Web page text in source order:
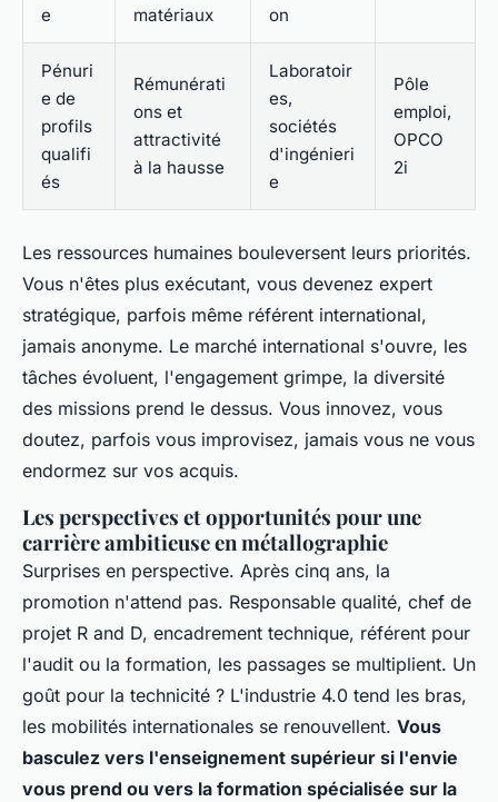
e
matériaux
on
Pénuri
e de
profils
qualifi
és
Rémunérati
ons et
attractivité
à la hausse
Laboratoir
es,
sociétés
d'ingénieri
e
Pôle
emploi,
OPCO
2i
Les ressources humaines bouleversent leurs priorités.
Vous n'êtes plus exécutant, vous devenez expert
stratégique, parfois même référent international,
jamais anonyme. Le marché international s'ouvre, les
tâches évoluent, l'engagement grimpe, la diversité
des missions prend le dessus. Vous innovez, vous
doutez, parfois vous improvisez, jamais vous ne vous
endormez sur vos acquis.
Les perspectives et opportunités pour une
carrière ambitieuse en métallographie
Surprises en perspective. Après cinq ans, la
promotion n'attend pas. Responsable qualité, chef de
projet R and D, encadrement technique, référent pour
l'audit ou la formation, les passages se multiplient. Un
goût pour la technicité ? L'industrie 4.0 tend les bras,
les mobilités internationales se renouvellent. Vous
basculez vers l'enseignement supérieur si l'envie
vous prend ou vers la formation spécialisée sur la